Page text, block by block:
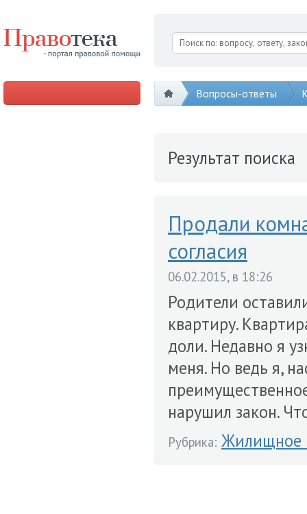
Вопросы-ответы
Результат поиска
Продали
согласия
06.02.2015, в 18:26
Родители
квартиру.
доли. Недавно я
меня. Но ведь я,
нарушил закон.
Рубрика: Жилищное